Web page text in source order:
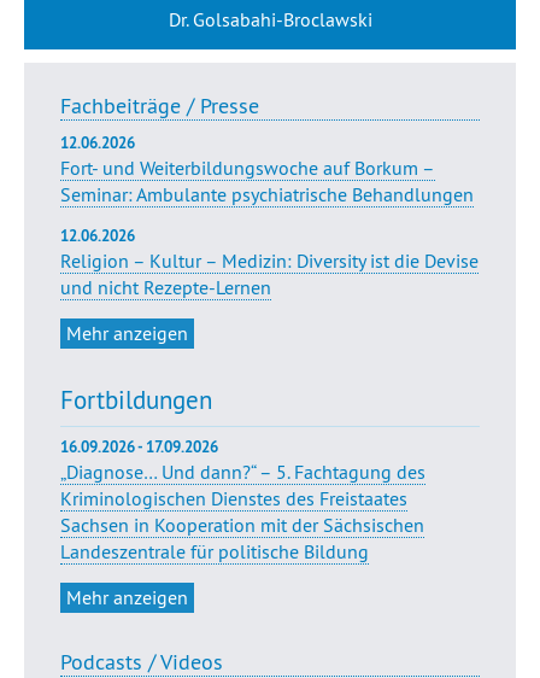
Dr. Golsabahi-Broclawski
Fachbeiträge / Presse
12.06.2026
Fort- und Weiterbildungswoche auf Borkum –
Seminar: Ambulante psychiatrische Behandlungen
12.06.2026
Religion – Kultur – Medizin: Diversity ist die Devise
und nicht Rezepte-Lernen
Mehr anzeigen
Fortbildungen
16.09.2026 - 17.09.2026
„Diagnose… Und dann?“ – 5. Fachtagung des
Kriminologischen Dienstes des Freistaates
Sachsen in Kooperation mit der Sächsischen
Landeszentrale für politische Bildung
Mehr anzeigen
Podcasts / Videos